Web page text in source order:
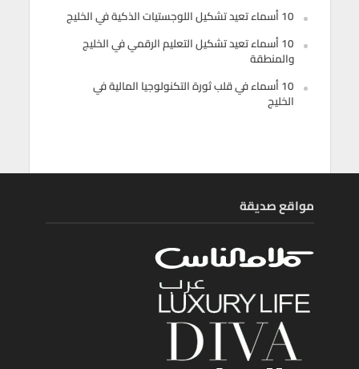
10 أسماء تعيد تشكيل اللوجستيات الذكية في الخليج
10 أسماء تعيد تشكيل التعليم الرقمي في الخليج
والمنطقة
10 أسماء في قلب ثورة التكنولوجيا المالية في
الخليج
مواقع صديقة